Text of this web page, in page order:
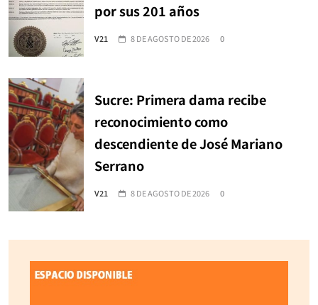
por sus 201 años
V21 8 DE AGOSTO DE 2026 0
Sucre: Primera dama recibe
reconocimiento como
descendiente de José Mariano
Serrano
V21 8 DE AGOSTO DE 2026 0